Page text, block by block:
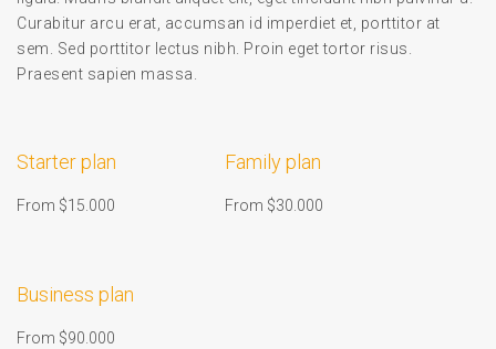
Curabitur arcu erat, accumsan id imperdiet et, porttitor at
sem. Sed porttitor lectus nibh. Proin eget tortor risus.
Praesent sapien massa.
Starter plan
From $15.000
Family plan
From $30.000
Business plan
From $90.000